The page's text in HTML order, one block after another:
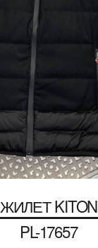
ЖИЛЕТ KITON
PL-17657